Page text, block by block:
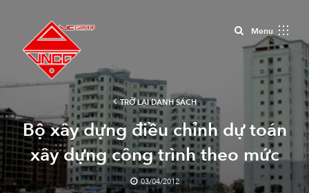
MenuClose
TRỞ LẠI DANH SÁCH
Bộ xây dựng điều chỉnh dự toán
xây dựng công trình theo mức
lương tối thiểu
03/04/2012